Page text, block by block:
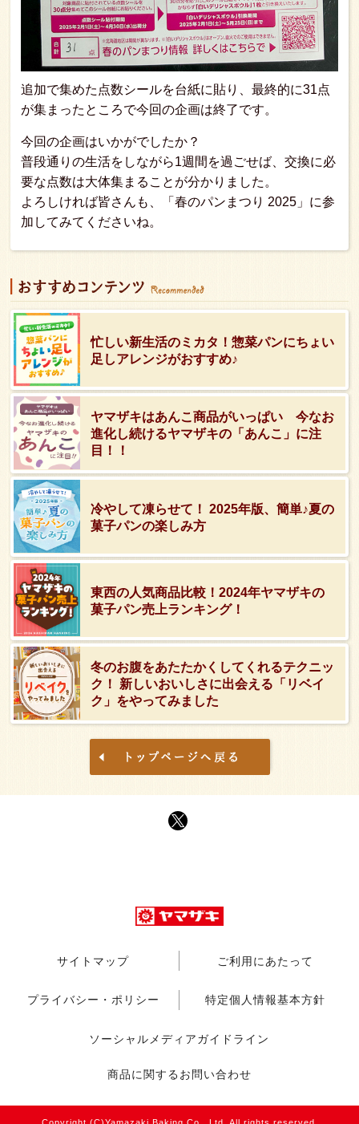
追加で集めた点数シールを台紙に貼り、最終的に31点
が集まったところで今回の企画は終了です。
今回の企画はいかがでしたか？
普段通りの生活をしながら1週間を過ごせば、交換に必
要な点数は大体集まることが分かりました。
よろしければ皆さんも、「春のパンまつり 2025」に参
加してみてくださいね。
忙しい新生活のミカタ！惣菜パンにちょい
足しアレンジがおすすめ♪
ヤマザキはあんこ商品がいっぱい 今なお
進化し続けるヤマザキの「あんこ」に注
目！！
冷やして凍らせて！ 2025年版、簡単♪夏の
菓子パンの楽しみ方
東西の人気商品比較！2024年ヤマザキの
菓子パン売上ランキング！
冬のお腹をあたたかくしてくれるテクニッ
ク！ 新しいおいしさに出会える「リベイ
ク」をやってみました
サイトマップ ご利用にあたって
プライバシー・ポリシー 特定個人情報基本方針
ソーシャルメディアガイドライン
商品に関するお問い合わせ